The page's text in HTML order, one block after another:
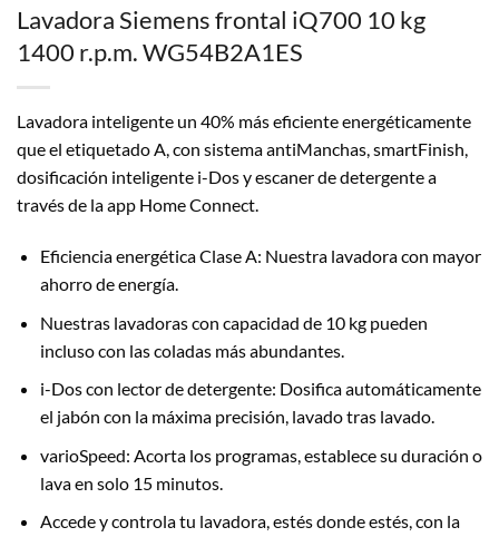
Lavadora Siemens frontal iQ700 10 kg
1400 r.p.m. WG54B2A1ES
Lavadora inteligente un 40% más eficiente energéticamente
que el etiquetado A, con sistema antiManchas, smartFinish,
dosificación inteligente i-Dos y escaner de detergente a
través de la app Home Connect.
Eficiencia energética Clase A: Nuestra lavadora con mayor
ahorro de energía.
Nuestras lavadoras con capacidad de 10 kg pueden
incluso con las coladas más abundantes.
i-Dos con lector de detergente: Dosifica automáticamente
el jabón con la máxima precisión, lavado tras lavado.
varioSpeed: Acorta los programas, establece su duración o
lava en solo 15 minutos.
Accede y controla tu lavadora, estés donde estés, con la